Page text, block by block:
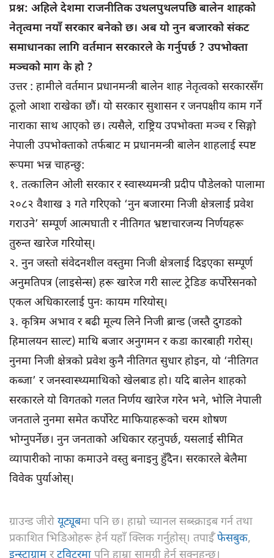
प्रश्न: अहिले देशमा राजनीतिक उथलपुथलपछि बालेन शाहको
नेतृत्वमा नयाँ सरकार बनेको छ। अब यो नुन बजारको संकट
समाधानका लागि वर्तमान सरकारले के गर्नुपर्छ ? उपभोक्ता
मञ्चको माग के हो ?
उत्तर : हामीले वर्तमान प्रधानमन्त्री बालेन शाह नेतृत्वको सरकारसँग
ठूलो आशा राखेका छौं। यो सरकार सुशासन र जनपक्षीय काम गर्ने
नाराका साथ आएको छ। त्यसैले, राष्ट्रिय उपभोक्ता मञ्च र सिङ्गो
नेपाली उपभोक्ताको तर्फबाट म प्रधानमन्त्री बालेन शाहलाई स्पष्ट
रूपमा भन्न चाहन्छु:
१. तत्कालिन ओली सरकार र स्वास्थ्यमन्त्री प्रदीप पौडेलको पालामा
२०८२ वैशाख ३ गते गरिएको ‘नुन बजारमा निजी क्षेत्रलाई प्रवेश
गराउने’ सम्पूर्ण आत्मघाती र नीतिगत भ्रष्टाचारजन्य निर्णयहरू
तुरुन्त खारेज गरियोस्।
२. नुन जस्तो संवेदनशील वस्तुमा निजी क्षेत्रलाई दिइएका सम्पूर्ण
अनुमतिपत्र (लाइसेन्स) हरू खारेज गरी साल्ट ट्रेडिङ कर्पोरेसनको
एकल अधिकारलाई पुनः कायम गरियोस्।
३. कृत्रिम अभाव र बढी मूल्य लिने निजी ब्रान्ड (जस्तै दुगडको
हिमालयन साल्ट) माथि बजार अनुगमन र कडा कारबाही गरोस्।
नुनमा निजी क्षेत्रको प्रवेश कुनै नीतिगत सुधार होइन, यो ‘नीतिगत
कब्जा’ र जनस्वास्थ्यमाथिको खेलबाड हो। यदि बालेन शाहको
सरकारले यो विगतको गलत निर्णय खारेज गरेन भने, भोलि नेपाली
जनताले नुनमा समेत कर्पोरेट माफियाहरूको चरम शोषण
भोग्नुपर्नेछ। नुन जनताको अधिकार रहनुपर्छ, यसलाई सीमित
व्यापारीको नाफा कमाउने वस्तु बनाइनु हुँदैन। सरकारले बेलैमा
विवेक पुर्याओस्।
ग्राउन्ड जीरो यूट्यूबमा पनि छ। हाम्रो च्यानल सब्स्क्राइब गर्न तथा
प्रकाशित भिडिओहरू हेर्न यहाँ क्लिक गर्नुहोस्। तपाईँफेसबुक,
इन्स्टाग्राम रट्विटरमा पनि हाम्रा सामग्री हेर्न सक्नुहुन्छ।